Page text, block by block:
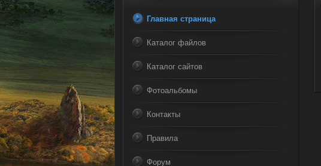
Главная страница
Каталог файлов
Каталог сайтов
Фотоальбомы
Контакты
Правила
Форум